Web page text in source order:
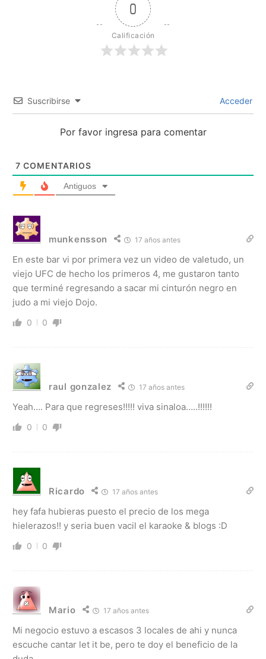
0
Calificación
Suscribirse Acceder
Por favor ingresa para comentar
7 COMENTARIOS
Antiguos
munkensson 17 años antes
En este bar vi por primera vez un video de valetudo, un
viejo UFC de hecho los primeros 4, me gustaron tanto
que terminé regresando a sacar mi cinturón negro en
judo a mi viejo Dojo.
0 0
raul gonzalez 17 años antes
Yeah…. Para que regreses!!!!! viva sinaloa…..!!!!!!
0 0
Ricardo 17 años antes
hey fafa hubieras puesto el precio de los mega
hielerazos!! y seria buen vacil el karaoke & blogs :D
0 0
Mario 17 años antes
Mi negocio estuvo a escasos 3 locales de ahi y nunca
escuche cantar let it be, pero te doy el beneficio de la